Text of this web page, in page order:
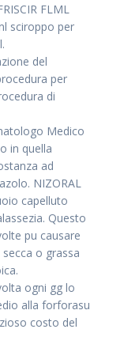
FLML
sciroppo per
del
per
di
Medico
in quella
ad
NIZORAL
capelluto
Questo
pu causare
o grassa
ogni gg lo
alla forforasu
costo del